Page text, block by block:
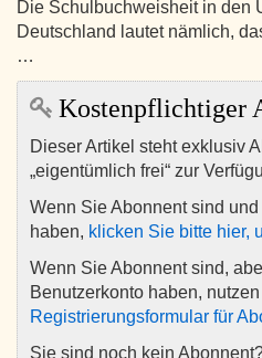
Die Schulbuchweisheit in den
Deutschland lautet nämlich,
…
Kostenpflichtiger
Dieser Artikel steht exklusiv
„eigentümlich frei“ zur
Wenn Sie Abonnent sind
haben, klicken Sie bitte hier,
Wenn Sie Abonnent sind,
Benutzerkonto haben,
Registrierungsformular für
Sie sind noch kein